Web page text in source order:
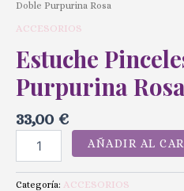
Doble Purpurina Rosa
ACCESORIOS
Estuche
Purpurina Rosa
33,00 €
AÑADIR AL
Categoría: ACCESORIOS